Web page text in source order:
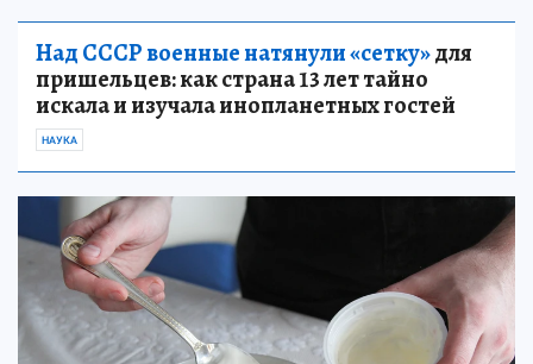
Над СССР военные натянули «сетку»для
пришельцев: как страна 13 лет тайно
искала и изучала инопланетных гостей
НАУКА